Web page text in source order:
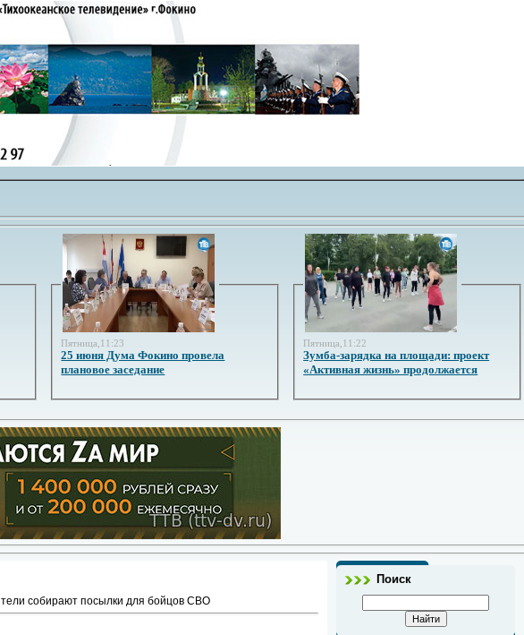
Пятница,11:23
25 июня Дума Фокино провела
плановое заседание
Пятница,11:22
Зумба-зарядка на площади: проект
«Активная жизнь» продолжается
собирают посылки для бойцов СВО
Поиск